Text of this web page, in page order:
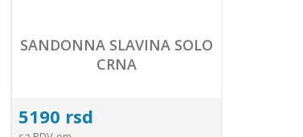
SANDONNA SLAVINA SOLO
CRNA
5190 rsd